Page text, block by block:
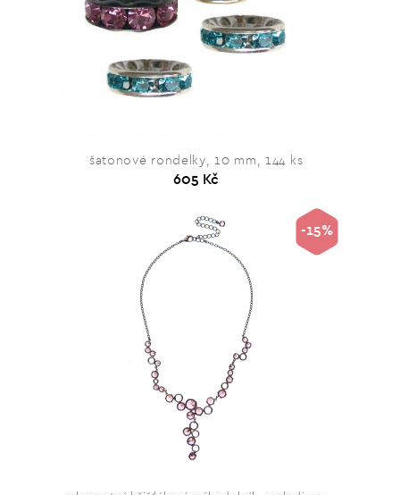
šatonové rondelky, 10 mm, 144 ks
605 Kč
-15%